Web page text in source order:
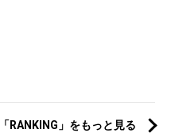
「RANKING」をもっと見る